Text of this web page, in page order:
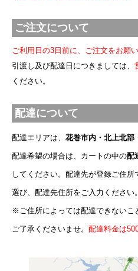
ご注文について
ご利用日の3日前に、ご注文をお願い
引渡し及び配達日につきましては、
ください。
配達について
配達エリアは、 花巻市内・北上北部
配達希望の場合は、カートの中の配
してください。配達先が登録ご住
選び、配達先住所をご入力ください。
※ご住所によっては配達できないこ
ご了承くださいませ。 配達料金は